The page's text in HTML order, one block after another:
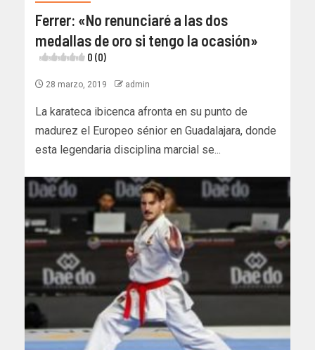
Ferrer: «No renunciaré a las dos
medallas de oro si tengo la ocasión»
0 (0)
28 marzo, 2019 admin
La karateca ibicenca afronta en su punto de
madurez el Europeo sénior en Guadalajara, donde
esta legendaria disciplina marcial se...